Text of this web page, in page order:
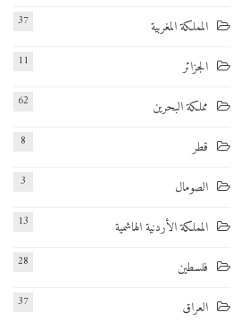
المملكة المغربية 37
الجزائر 11
مملكة البحرين 62
قطر 8
الصومال 3
المملكة الأردنية الهاشمية 13
فلسطين 28
العراق 37